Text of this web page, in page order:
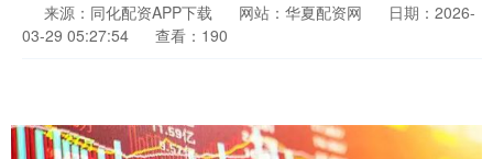
来源：同化配资APP下载 网站：华夏配资网
日期：2026-
03-29 05:27:54
查看：190